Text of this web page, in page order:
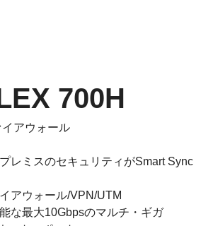
700H
アウォール
レミスのセキュリティがSmart Sync
アウォール/VPN/UTM
な最⼤10Gbpsのマルチ・ギガ